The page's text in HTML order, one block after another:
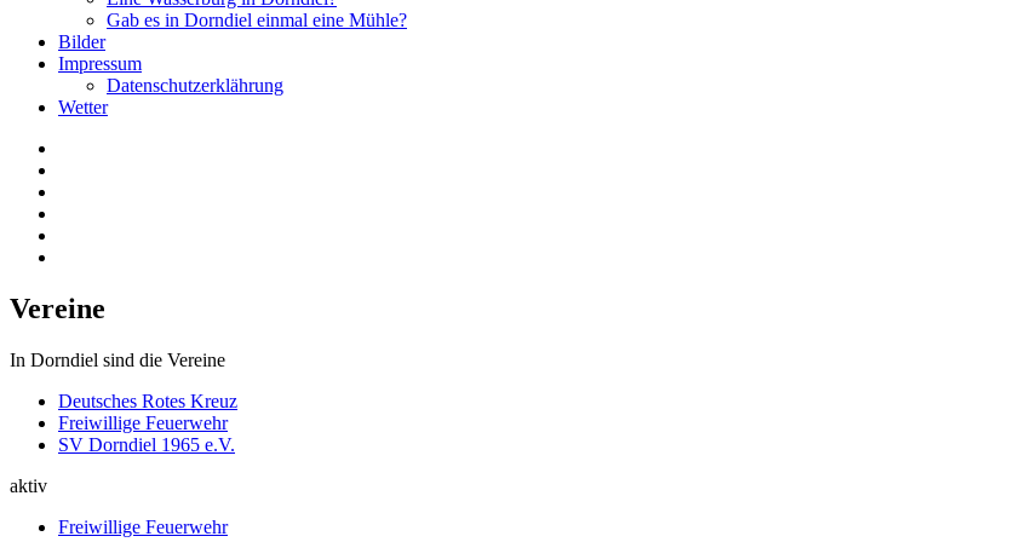
Gab es in Dorndiel einmal eine Mühle?
Bilder
Impressum
Datenschutzerklährung
Wetter
Vereine
In Dorndiel sind die Vereine
Deutsches Rotes Kreuz
Freiwillige Feuerwehr
SV Dorndiel 1965 e.V.
aktiv
Freiwillige Feuerwehr